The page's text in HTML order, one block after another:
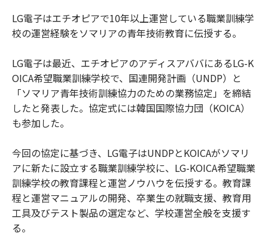
LG電子はエチオピアで10年以上運営している職業訓練学
校の運営経験をソマリアの青年技術教育に伝授する。
LG電子は最近、エチオピアのアディスアババにあるLG-K
OICA希望職業訓練学校で、国連開発計画（UNDP）と
「ソマリア青年技術訓練協力のための業務協定」を締結
したと発表した。協定式には韓国国際協力団（KOICA）
も参加した。
今回の協定に基づき、LG電子はUNDPとKOICAがソマリ
アに新たに設立する職業訓練学校に、LG-KOICA希望職業
訓練学校の教育課程と運営ノウハウを伝授する。教育課
程と運営マニュアルの開発、卒業生の就職支援、教育用
工具及びテスト製品の選定など、学校運営全般を支援す
る。